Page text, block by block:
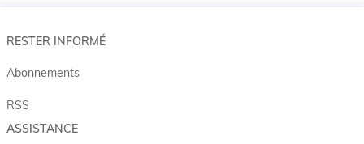
RESTER INFORMÉ
Abonnements
RSS
ASSISTANCE